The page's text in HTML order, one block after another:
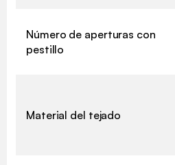
Número de aperturas con
pestillo
Material del tejado